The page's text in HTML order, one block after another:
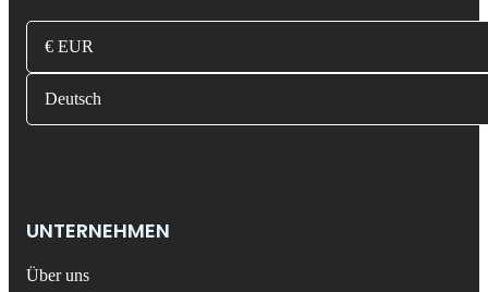
€ EUR
Deutsch
UNTERNEHMEN
Über uns